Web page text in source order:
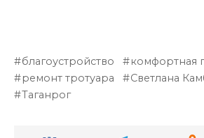
благоустройство
комфортная
ремонт тротуара
Светлана
Таганрог